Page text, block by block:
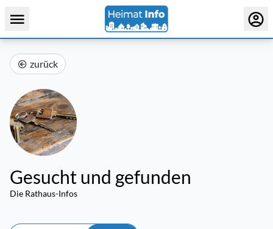
zurück
Gesucht und gefunden
Die Rathaus-Infos